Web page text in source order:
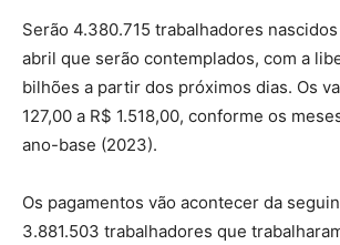
Serão 4.380.715 trabalhadores
abril que serão contemplados, com a
bilhões a partir dos próximos dias. Os
127,00 a R$ 1.518,00, conforme os
ano-base (2023).
Os pagamentos vão acontecer da
3.881.503 trabalhadores que